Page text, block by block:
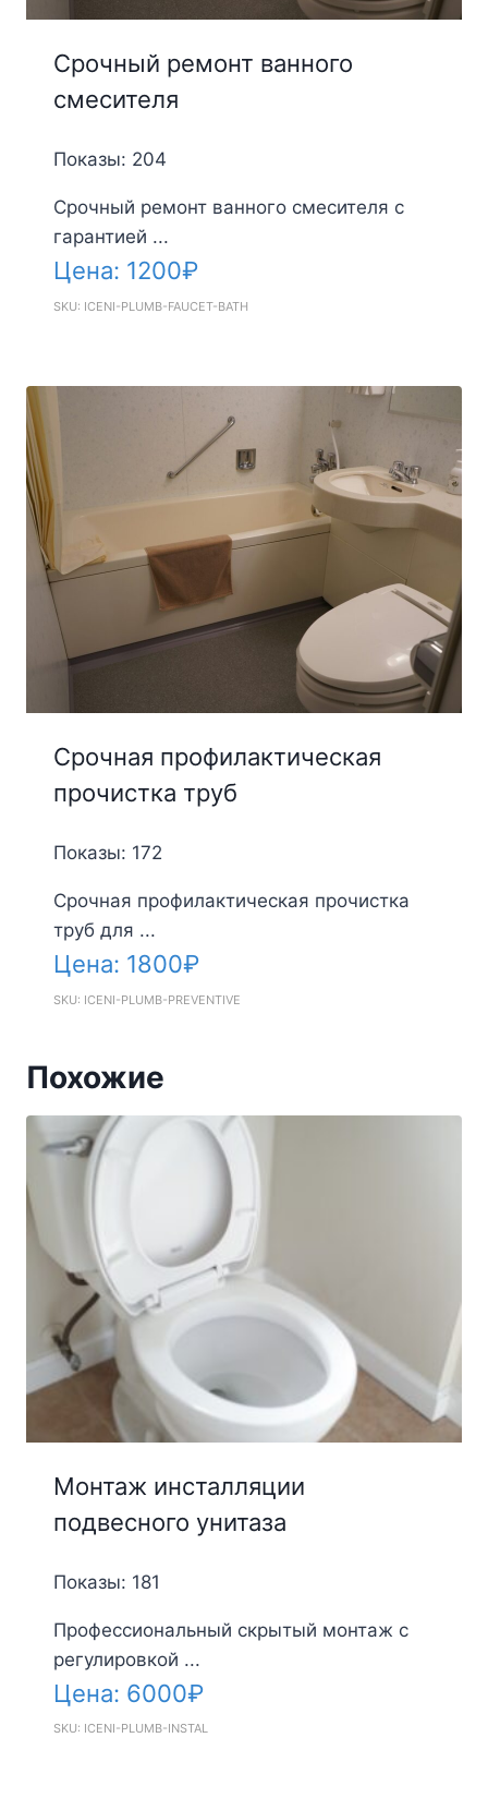
Срочный ремонт ванного
смесителя
Показы: 204
Срочный ремонт ванного смесителя с
гарантией ...
Цена: 1200₽
SKU: ICENI-PLUMB-FAUCET-BATH
Срочная профилактическая
прочистка труб
Показы: 172
Срочная профилактическая прочистка
труб для ...
Цена: 1800₽
SKU: ICENI-PLUMB-PREVENTIVE
Похожие
Монтаж инсталляции
подвесного унитаза
Показы: 181
Профессиональный скрытый монтаж с
регулировкой ...
Цена: 6000₽
SKU: ICENI-PLUMB-INSTAL